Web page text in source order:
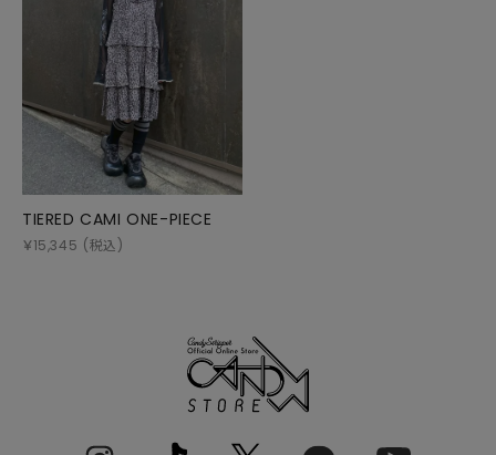
TIERED CAMI ONE-PIECE
￥15,345 (税込)